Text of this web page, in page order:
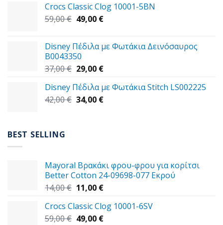
45,00 €.είναι:
39,00 €.
Crocs Classic Clog 10001-5BN
59,00€ Original
59,00 €.
49,00 €Η
είναι:
Disney Πέδιλα με Φωτάκια Δεινόσαυρος
B0043350
37,00€ Original
was:
37,00 €.
29,00 €Η
τιμή
είναι:
Disney Πέδιλα με Φωτάκια Stitch LS002225
42,00€ Original
34,00 €Η
BEST SELLING
Mayoral Βρακάκι φρου-φρου για κορίτσι
Better Cotton 24-09698-077 Εκρού
14,00€ Original
was:
14,00 €.
11,00 €Η
τιμή
είναι:
Crocs Classic Clog 10001-6SV
59,00€ Original
49,00 €Η